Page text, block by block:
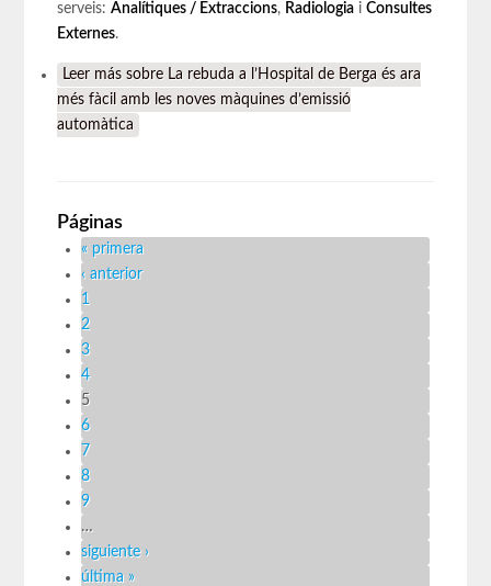
serveis:Analítiques / Extraccions, Radiologia iConsultes
Externes.
Leer más sobre La rebuda a l’Hospital de Berga és ara
més fàcil amb les noves màquines d’emissió
automàtica
Páginas
« primera
‹ anterior
1
2
3
4
5
6
7
8
9
…
siguiente ›
última »